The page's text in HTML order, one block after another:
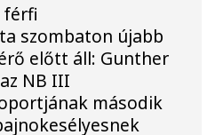
férfi
szombaton újabb
előtt áll: Gunther
NB III
második